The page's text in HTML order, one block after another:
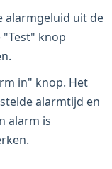
alarmgeluid uit de
knop
in" knop. Het
alarmtijd en
alarm is